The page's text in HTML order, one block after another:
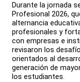
Durante la jornada
Profesional 2026,
alternancia
profesionales y
con empresas e
revisaron los
orientados al
generación de
los estudiantes.